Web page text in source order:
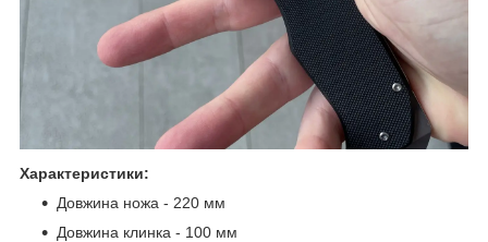
Характеристики:
Довжина ножа - 220 мм
Довжина клинка - 100 мм